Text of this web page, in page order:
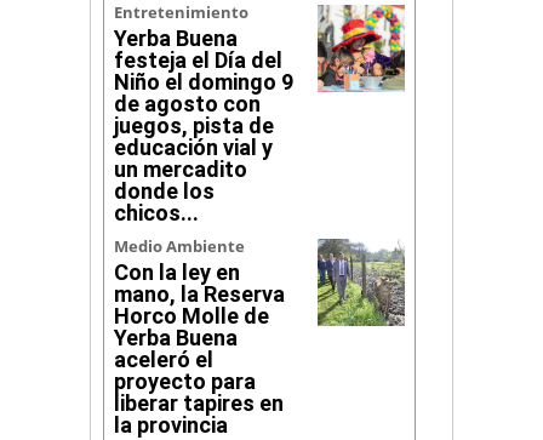
Entretenimiento
Yerba Buena
festeja el Día del
Niño el domingo 9
de agosto con
juegos, pista de
educación vial y
un mercadito
donde los
chicos...
Medio Ambiente
Con la ley en
mano, la Reserva
Horco Molle de
Yerba Buena
aceleró el
proyecto para
liberar tapires en
la provincia